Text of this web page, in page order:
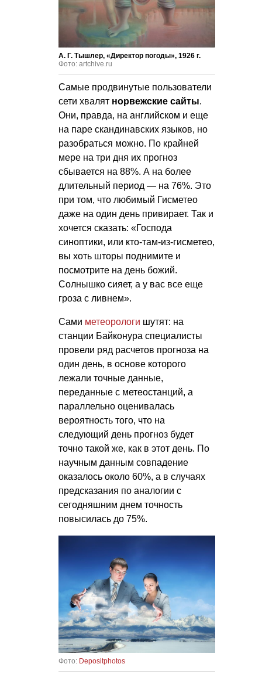
А. Г. Тышлер, «Директор погоды», 1926 г.
Фото: artchive.ru
Самые продвинутые пользователи
сети хвалят норвежские сайты.
Они, правда, на английском и еще
на паре скандинавских языков, но
разобраться можно. По крайней
мере на три дня их прогноз
сбывается на 88%. А на более
длительный период — на 76%. Это
при том, что любимый Гисметео
даже на один день привирает. Так и
хочется сказать: «Господа
синоптики, или кто-там-из-гисметео,
вы хоть шторы поднимите и
посмотрите на день божий.
Солнышко сияет, а у вас все еще
гроза с ливнем».
Сами метеорологи шутят: на
станции Байконура специалисты
провели ряд расчетов прогноза на
один день, в основе которого
лежали точные данные,
переданные с метеостанций, а
параллельно оценивалась
вероятность того, что на
следующий день прогноз будет
точно такой же, как в этот день. По
научным данным совпадение
оказалось около 60%, а в случаях
предсказания по аналогии с
сегодняшним днем точность
повысилась до 75%.
Фото: Depositphotos